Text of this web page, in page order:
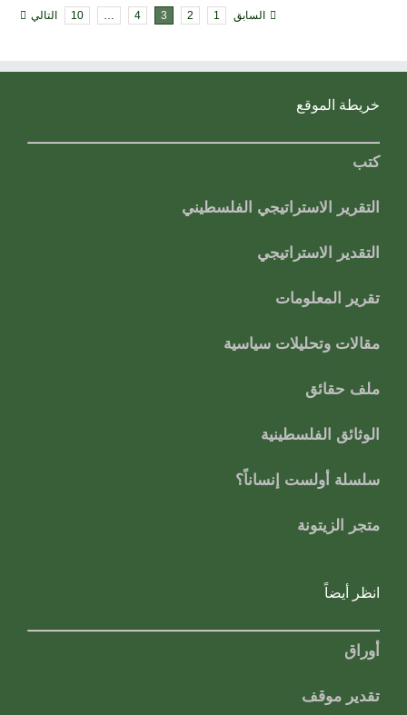
السابق 1
2
3
4
…
10 التالي
خريطة الموقع
كتب
التقرير الاستراتيجي الفلسطيني
التقدير الاستراتيجي
تقرير المعلومات
مقالات وتحليلات سياسية
ملف حقائق
الوثائق الفلسطينية
سلسلة أولست إنساناً؟
متجر الزيتونة
انظر أيضاً
أوراق
تقدير موقف